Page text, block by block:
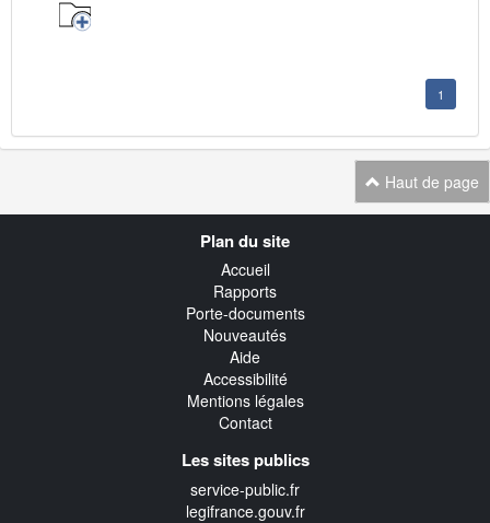
1
Haut de page
Plan du site
Accueil
Rapports
Porte-documents
Nouveautés
Aide
Accessibilité
Mentions légales
Contact
Les sites publics
service-public.fr
legifrance.gouv.fr